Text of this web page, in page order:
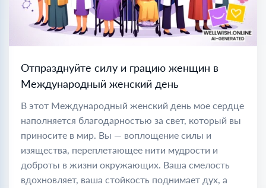
Отпразднуйте силу и грацию женщин в
Международный женский день
В этот Международный женский день мое сердце
наполняется благодарностью за свет, который вы
приносите в мир. Вы — воплощение силы и
изящества, переплетающее нити мудрости и
доброты в жизни окружающих. Ваша смелость
вдохновляет, ваша стойкость поднимает дух, а